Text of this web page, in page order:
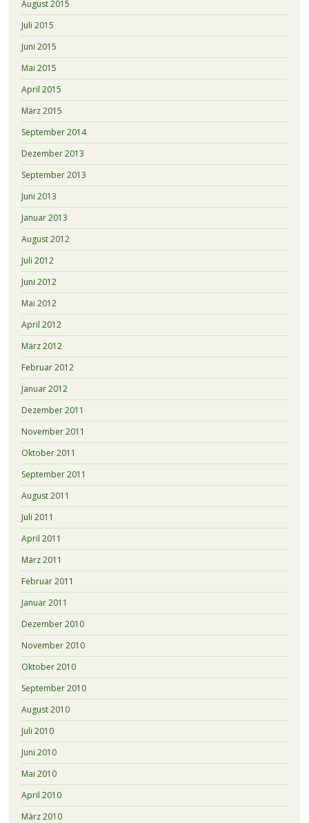
August 2015
Juli 2015
Juni 2015
Mai 2015
April 2015
März 2015
September 2014
Dezember 2013
September 2013
Juni 2013
Januar 2013
August 2012
Juli 2012
Juni 2012
Mai 2012
April 2012
März 2012
Februar 2012
Januar 2012
Dezember 2011
November 2011
Oktober 2011
September 2011
August 2011
Juli 2011
April 2011
März 2011
Februar 2011
Januar 2011
Dezember 2010
November 2010
Oktober 2010
September 2010
August 2010
Juli 2010
Juni 2010
Mai 2010
April 2010
März 2010